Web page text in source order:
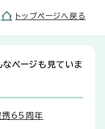
トップページへ戻る
ページも見ていま
携65周年